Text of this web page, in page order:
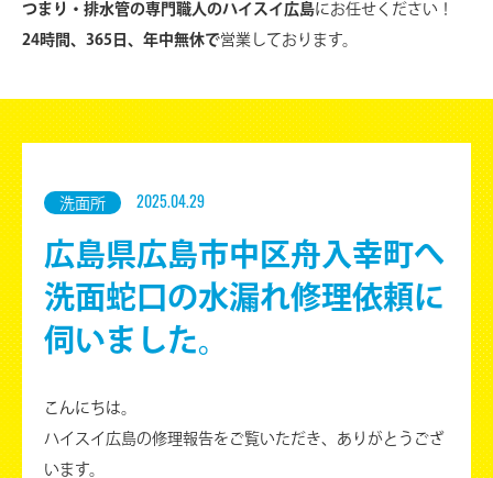
つまり・排水管の専門職人のハイスイ広島にお任せください！
24時間、365日、年中無休で営業しております。
洗面所 2025.04.29
広島県広島市中区舟入幸町へ
洗面蛇口の水漏れ修理依頼に
伺いました。
こんにちは。
ハイスイ広島の修理報告をご覧いただき、ありがとうござ
います。